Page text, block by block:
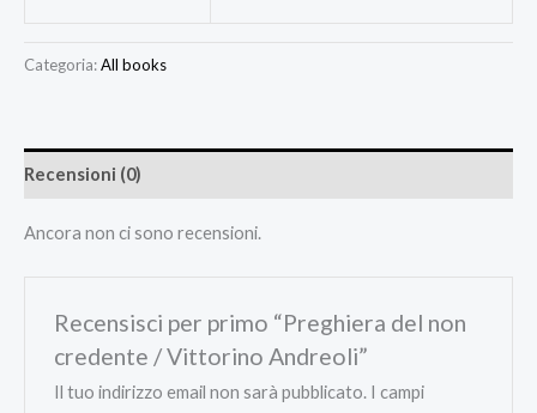
Categoria:All books
Recensioni (0)
Ancora non ci sono recensioni.
Recensisci per primo “Preghiera del non
credente / Vittorino Andreoli”
Il tuo indirizzo email non sarà pubblicato. I campi